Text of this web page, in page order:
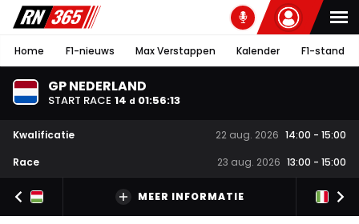
Home F1-nieuws Max Verstappen Kalender F1-stand
GP NEDERLAND
START RACE 14 d 01:56:13
Kwalificatie 22 aug. 2026 14:00 - 15:00
Race
23 aug. 2026 13:00 - 15:00
MEER INFORMATIE